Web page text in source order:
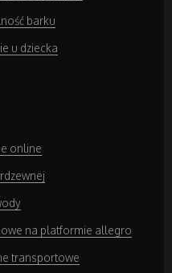
barku
u dziecka
online
na platformie allegro
transportowe